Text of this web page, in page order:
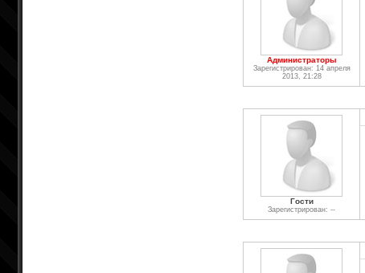
Администраторы
Зарегистрирован: 14 апреля
2013, 21:28
Гости
Зарегистрирован: --